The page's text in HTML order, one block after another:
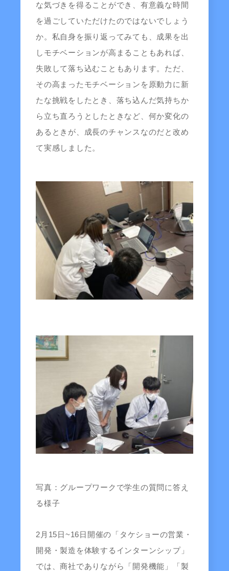
な気づきを得ることができ、有意義な時間
を過ごしていただけたのではないでしょう
か。私自身を振り返ってみても、成果を出
しモチベーションが高まることもあれば、
失敗して落ち込むこともあります。ただ、
その高まったモチベーションを原動力に新
たな挑戦をしたとき、落ち込んだ気持ちか
ら立ち直ろうとしたときなど、何か変化の
あるときが、成長のチャンスなのだと改め
て実感しました。
写真：グループワークで学生の質問に答え
る様子
2月15日~16日開催の「タケショーの営業・
開発・製造を体験するインターンシップ」
では、商社でありながら「開発機能」「製